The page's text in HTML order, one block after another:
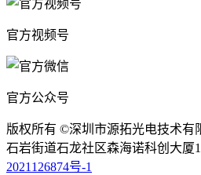
官方视频号
官方公众号
版权所有 ©深圳市源拓光电技术有
石岩街道石龙社区森海诺科创大厦
2021126874号-1